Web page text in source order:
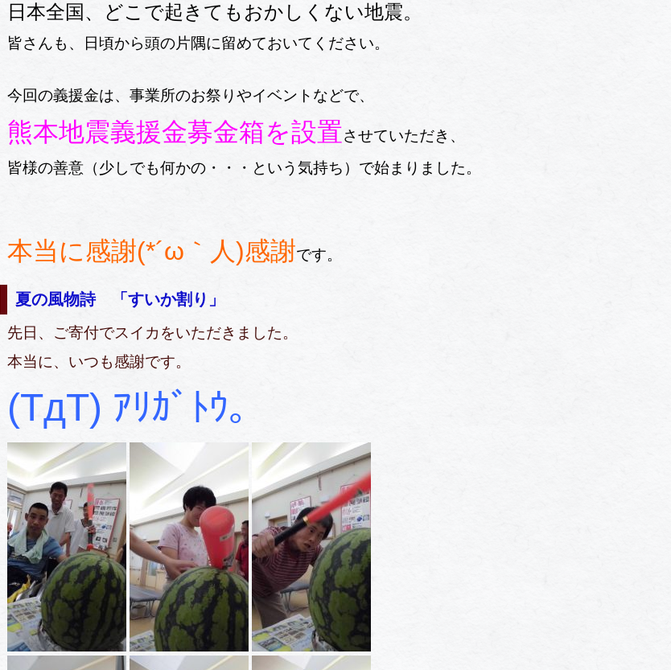
日本全国、どこで起きてもおかしくない地震。
皆さんも、日頃から頭の片隅に留めておいてください。
今回の義援金は、事業所のお祭りやイベントなどで、
熊本地震義援金募金箱を設置させていただき、
皆様の善意（少しでも何かの・・・という気持ち）で始まりました。
本当に感謝(*´ω｀人)感謝です。
夏の風物詩 「すいか割り」
先日、ご寄付でスイカをいただきました。
本当に、いつも感謝です。
(TдT) ｱﾘｶﾞﾄｳ。